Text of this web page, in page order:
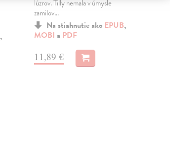
,
lúzrov. Tilly nemala v úmysle
zamilov...
Na stiahnutie ako EPUB,
MOBI a PDF
11,89 €